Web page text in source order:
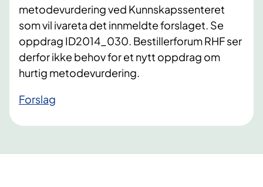
metodevurdering ved Kunnskapssenteret
som vil ivareta det innmeldte forslaget. Se
oppdrag ID2014_030. Bestillerforum RHF ser
derfor ikke behov for et nytt oppdrag om
hurtig metodevurdering.
​Forslag